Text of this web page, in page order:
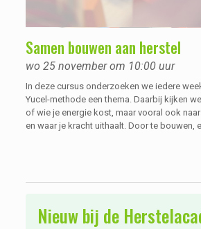
Samen bouwen aan herstel
wo 25 november om 10:00 uur
In deze cursus onderzoeken we iedere
Yucel-methode een thema. Daarbij kijken
of wie je energie kost, maar vooral ook
en waar je kracht uithaalt. Door te bouwen,
Nieuw bij de